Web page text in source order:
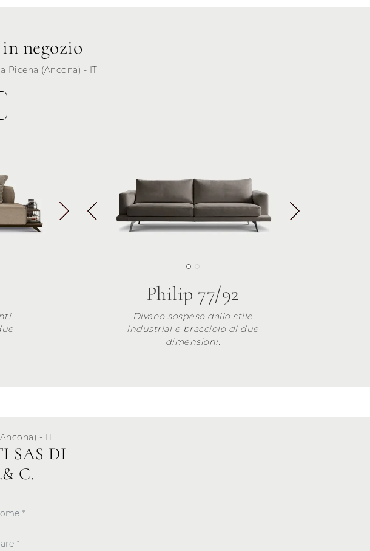
negozio
Picena (Ancona) - IT
Philip 77/92
Divano sospeso dallo stile
industrial e bracciolo di due
dimensioni.
- IT
SAS DI
C.